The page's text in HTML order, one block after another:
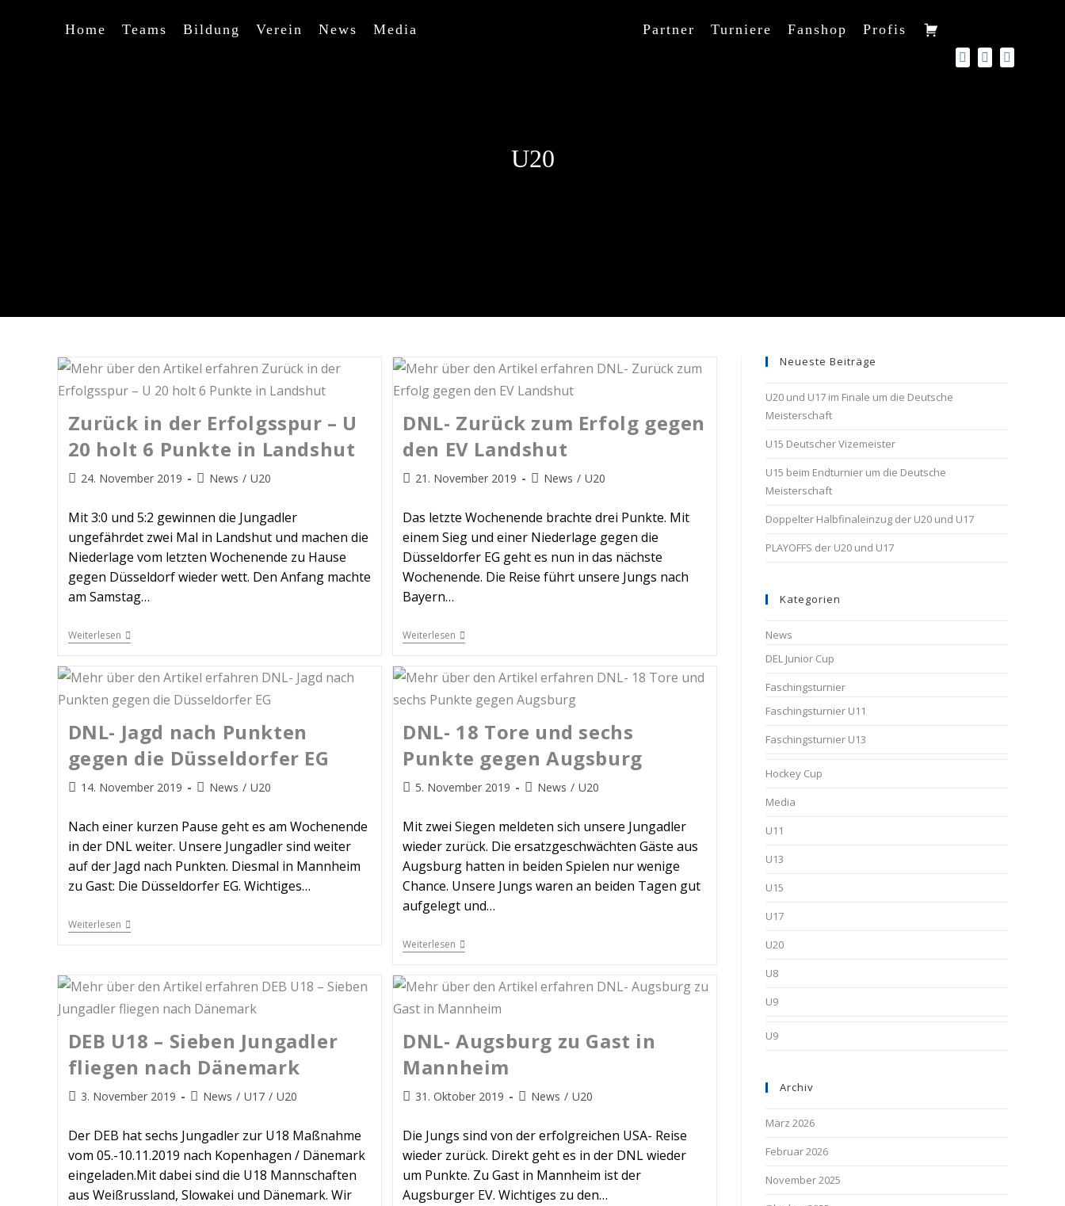
Home Teams Bildung Verein News Media Partner Turniere Fanshop Profis
U20
Zurück in der Erfolgsspur – U
20 holt 6 Punkte in Landshut
24. November 2019 News / U20
Mit 3:0 und 5:2 gewinnen die Jungadler
ungefährdet zwei Mal in Landshut und machen die
Niederlage vom letzten Wochenende zu Hause
gegen Düsseldorf wieder wett. Den Anfang machte
am Samstag…
Weiterlesen
DNL- Zurück zum Erfolg gegen
den EV Landshut
21. November 2019 News / U20
Das letzte Wochenende brachte drei Punkte. Mit
einem Sieg und einer Niederlage gegen die
Düsseldorfer EG geht es nun in das nächste
Wochenende. Die Reise führt unsere Jungs nach
Bayern…
Weiterlesen
DNL- Jagd nach Punkten
gegen die Düsseldorfer EG
14. November 2019 News / U20
Nach einer kurzen Pause geht es am Wochenende
in der DNL weiter. Unsere Jungadler sind weiter
auf der Jagd nach Punkten. Diesmal in Mannheim
zu Gast: Die Düsseldorfer EG. Wichtiges…
Weiterlesen
DNL- 18 Tore und sechs
Punkte gegen Augsburg
5. November 2019 News / U20
Mit zwei Siegen meldeten sich unsere Jungadler
wieder zurück. Die ersatzgeschwächten Gäste aus
Augsburg hatten in beiden Spielen nur wenige
Chance. Unsere Jungs waren an beiden Tagen gut
aufgelegt und…
Weiterlesen
DEB U18 – Sieben Jungadler
fliegen nach Dänemark
3. November 2019 News / U17 / U20
Der DEB hat sechs Jungadler zur U18 Maßnahme
vom 05.-10.11.2019 nach Kopenhagen / Dänemark
eingeladen.Mit dabei sind die U18 Mannschaften
aus Weißrussland, Slowakei und Dänemark. Wir
DNL- Augsburg zu Gast in
Mannheim
31. Oktober 2019 News / U20
Die Jungs sind von der erfolgreichen USA- Reise
wieder zurück. Direkt geht es in der DNL wieder
um Punkte. Zu Gast in Mannheim ist der
Augsburger EV. Wichtiges zu den…
Neueste Beiträge
U20 und U17 im Finale um die Deutsche
Meisterschaft
U15 Deutscher Vizemeister
U15 beim Endturnier um die Deutsche
Meisterschaft
Doppelter Halbfinaleinzug der U20 und U17
PLAYOFFS der U20 und U17
Kategorien
News
DEL Junior Cup
Faschingsturnier
Faschingsturnier U11
Faschingsturnier U13
Hockey Cup
Media
U11
U13
U15
U17
U20
U8
U9
U9
Archiv
März 2026
Februar 2026
November 2025